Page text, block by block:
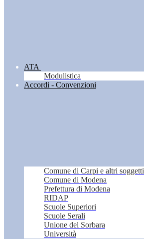
ATA
Modulistica
Accordi - Convenzioni
Comune di Carpi e altri soggetti
Comune di Modena
Prefettura di Modena
RIDAP
Scuole Superiori
Scuole Serali
Unione del Sorbara
Università